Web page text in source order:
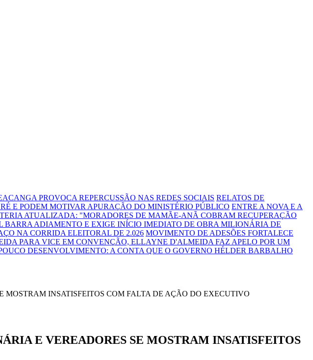
PROVOCA REPERCUSSÃO NAS REDES SOCIAIS RELATOS DE
E PODEM MOTIVAR APURAÇÃO DO MINISTÉRIO PÚBLICO ENTRE A NOVA E A
ATUALIZADA: "MORADORES DE MAMÃE-ANÃ COBRAM RECUPERAÇÃO
BARRA ADIAMENTO E EXIGE INÍCIO IMEDIATO DE OBRA MILIONÁRIA DE
NA CORRIDA ELEITORAL DE 2.026 MOVIMENTO DE ADESÕES FORTALECE
PARA VICE EM CONVENÇÃO, ELLAYNE D'ALMEIDA FAZ APELO POR UM
DESENVOLVIMENTO: A CONTA QUE O GOVERNO HÉLDER BARBALHO
E VEREADORES SE MOSTRAM INSATISFEITOS